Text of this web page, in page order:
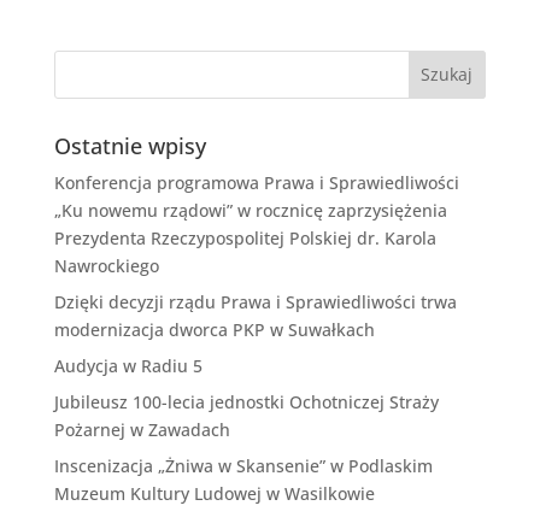
Ostatnie wpisy
Konferencja programowa Prawa i Sprawiedliwości
„Ku nowemu rządowi” w rocznicę zaprzysiężenia
Prezydenta Rzeczypospolitej Polskiej dr. Karola
Nawrockiego
Dzięki decyzji rządu Prawa i Sprawiedliwości trwa
modernizacja dworca PKP w Suwałkach
Audycja w Radiu 5
Jubileusz 100-lecia jednostki Ochotniczej Straży
Pożarnej w Zawadach
Inscenizacja „Żniwa w Skansenie” w Podlaskim
Muzeum Kultury Ludowej w Wasilkowie